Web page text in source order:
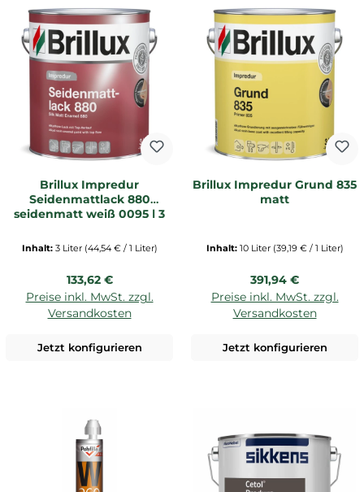
Brillux Impredur
Seidenmattlack 880
seidenmatt weiß 0095 | 3
Inhalt: 3 Liter (44,54 € / 1 Liter)
Regulärer Preis:
133,62 €
Preise inkl. MwSt. zzgl.
Versandkosten
Jetzt konfigurieren
Brillux Impredur Grund 835
matt
Inhalt: 10 Liter (39,19 € / 1 Liter)
Regulärer Preis:
391,94 €
Preise inkl. MwSt. zzgl.
Versandkosten
Jetzt konfigurieren